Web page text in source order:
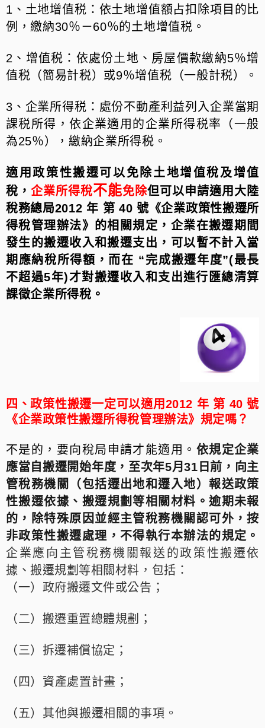
1、土地增值税：依土地增值額占扣除項目的比
例，繳納30％－60％的土地增值税。
2、增值税：依處份土地、房屋價款繳納5％增
值税（簡易計税）或9％增值税（一般計税）。
3、企業所得税：處份不動產利益列入企業當期
課税所得，依企業適用的企業所得税率（一般
為25％），繳納企業所得税。
適用政策性搬遷可以免除土地增值稅及增值
稅， 企業所得稅不能免除但可以申請適用大陸
稅務總局2012 年 第 40 號《企業政策性搬遷所
得稅管理辦法》的相關規定，企業在搬遷期間
發生的搬遷收入和搬遷支出，可以暫不計入當
期應納稅所得額，而在 “完成搬遷年度”(最長
不超過5年)才對搬遷收入和支出進行匯總清算
課徵企業所得稅。
四、政策性搬遷一定可以適用2012 年 第 40 號
《企業政策性搬遷所得稅管理辦法》規定嗎？
不是的，要向稅局申請才能適用。 依規定企業
應當自搬遷開始年度，至次年5月31日前，向主
管稅務機關（包括遷出地和遷入地）報送政策
性搬遷依據、搬遷規劃等相關材料。逾期未報
的，除特殊原因並經主管稅務機關認可外，按
非政策性搬遷處理，不得執行本辦法的規定。
企業應向主管稅務機關報送的政策性搬遷依
據、搬遷規劃等相關材料，包括：
（一）政府搬遷文件或公告；
（二）搬遷重置總體規劃；
（三）拆遷補償協定；
（四）資產處置計畫；
（五）其他與搬遷相關的事項。